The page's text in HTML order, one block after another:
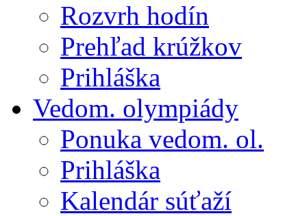
Rozvrh hodín
Prehľad krúžkov
Prihláška
Vedom. olympiády
Ponuka vedom. ol.
Prihláška
Kalendár súťaží